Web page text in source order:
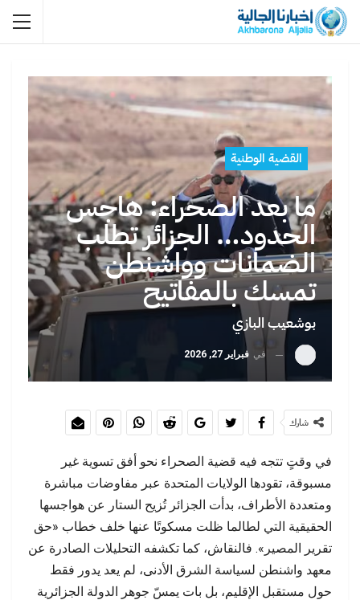
القضية الوطنية
ما بعد الصحراء: هاجس
الحدود… الجزائر تطلب
الضمانات وواشنطن
تمسك بالمفاتيح
بوشعيب البازي
في فبراير 27, 2026
شارك
في وقتٍ تتجه فيه قضية الصحراء نحو أفق تسوية غير
مسبوقة، تقودها الولايات المتحدة عبر مفاوضات مباشرة
ومتعددة الأطراف، بدأت الجزائر تُزيح الستار عن هواجسها
الحقيقية التي لطالما ظلت مسكوتًا عنها خلف خطاب «حق
تقرير المصير». فالنقاش، كما تكشفه التحليلات الصادرة عن
معهد واشنطن لسياسة الشرق الأدنى، لم يعد يدور فقط
حول مستقبل الإقليم، بل بات يمسّ جوهر الدولة الجزائرية